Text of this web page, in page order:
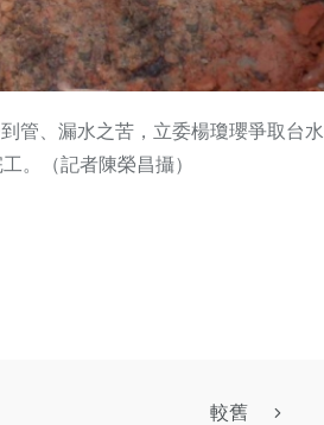
管、漏水之苦，立委楊瓊瓔爭取台水
。（記者陳榮昌攝）
較舊